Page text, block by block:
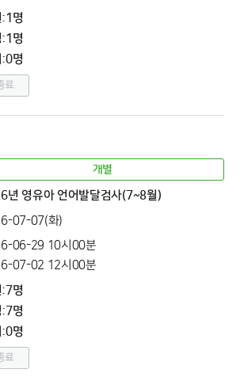
:1명
명
:0명
료
개별
년 영유아 언어발달검사(7~8월)
07-07(화)
06-29 10시00분
07-02 12시00분
:7명
명
:0명
료